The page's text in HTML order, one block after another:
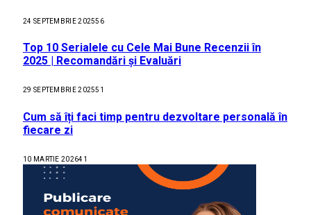
24 SEPTEMBRIE 202556
Top 10 Serialele cu Cele Mai Bune Recenzii în
2025 | Recomandări și Evaluări
29 SEPTEMBRIE 202551
Cum să îți faci timp pentru dezvoltare personală în
fiecare zi
10 MARTIE 202641